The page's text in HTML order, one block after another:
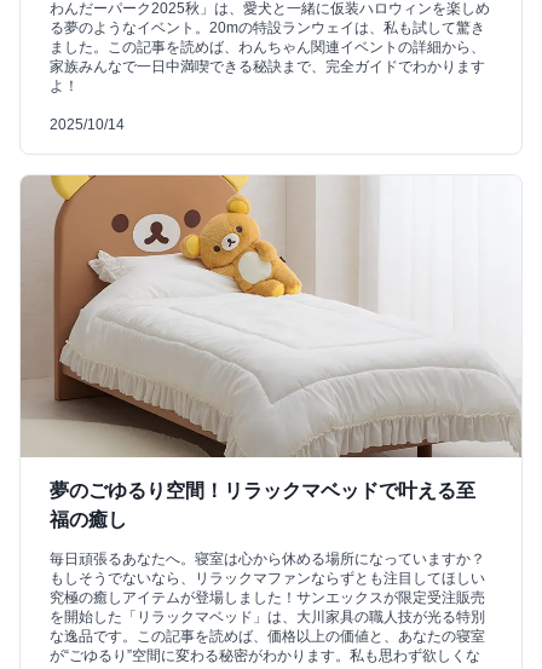
わんだーパーク2025秋」は、愛犬と一緒に仮装ハロウィンを楽しめ
る夢のようなイベント。20mの特設ランウェイは、私も試して驚き
ました。この記事を読めば、わんちゃん関連イベントの詳細から、
家族みんなで一日中満喫できる秘訣まで、完全ガイドでわかります
よ！
2025/10/14
夢のごゆるり空間！リラックマベッドで叶える至
福の癒し
毎日頑張るあなたへ。寝室は心から休める場所になっていますか？
もしそうでないなら、リラックマファンならずとも注目してほしい
究極の癒しアイテムが登場しました！サンエックスが限定受注販売
を開始した「リラックマベッド」は、大川家具の職人技が光る特別
な逸品です。この記事を読めば、価格以上の価値と、あなたの寝室
が“ごゆるり”空間に変わる秘密がわかります。私も思わず欲しくな